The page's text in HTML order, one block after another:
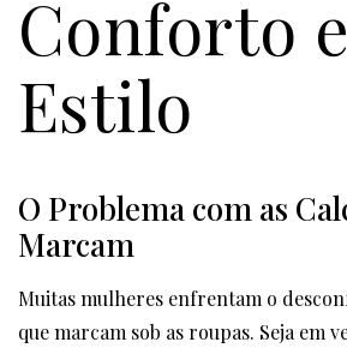
Conforto e
Estilo
O Problema com as
Marcam
Muitas mulheres enfrentam o
que marcam sob as roupas. Seja em